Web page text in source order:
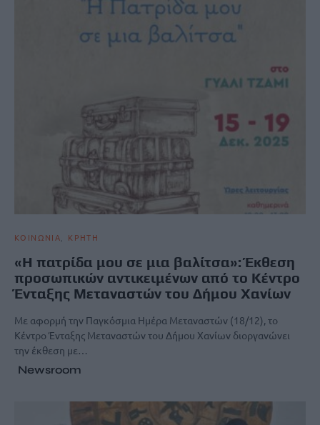
ΚΟΙΝΩΝΙΑ ΚΡΗΤΗ
«Η πατρίδα μου σε μια βαλίτσα»: Έκθεση
προσωπικών αντικειμένων από το Κέντρο
Ένταξης Μεταναστών του Δήμου Χανίων
Με αφορμή την Παγκόσμια Ημέρα Μεταναστών (18/12), το
Κέντρο Ένταξης Μεταναστών του Δήμου Χανίων διοργανώνει
την έκθεση με…
Newsroom